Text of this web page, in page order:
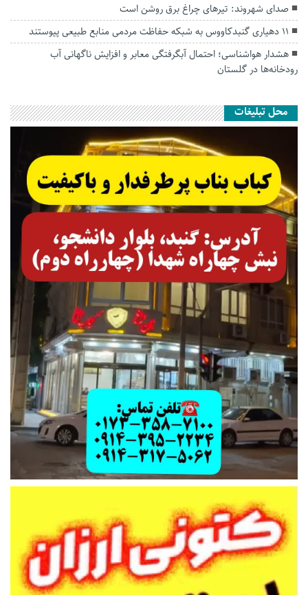
صدای شهروند: تیرهای چراغ برق روشن است
۱۱ دهیاری گنبدکاووس به شبکه حفاظت مردمی منابع طبیعی پیوستند
هشدار هواشناسی؛ احتمال آبگرفتگی معابر و افزایش ناگهانی آب
رودخانه‌ها در گلستان
محل تبلیغات